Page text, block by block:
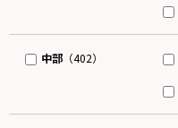
中部 （402）